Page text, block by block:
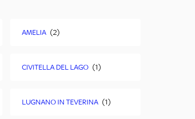
AMELIA
CIVITELLA DEL LAGO
LUGNANO IN TEVERINA